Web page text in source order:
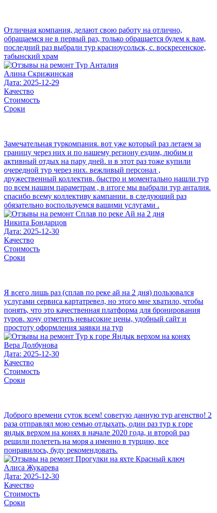
Отличная компания, делают свою работу на отлично,
обращаемся не в первый раз, только обращается будем к вам,
последний раз выбрали тур красноусольск, с. воскресенское,
табынский храм
Алина Скрижинская
Дата: 2025-12-29
Качество
Стоимость
Сроки
Замечательная туркомпания. вот уже который раз летаем за
границу через них и по нашему региону ездим, любим и
активный отдых на пару дней. и в этот раз тоже купили
очередной тур через них. вежливый персонал ,
дружественный коллектив. быстро и моментально нашли тур
по всем нашим параметрам , в итоге мы выбрали тур анталия.
спасибо всему коллективу кампании. в следующий раз
обязательно воспользуемся вашими услугами .
Никита Бондарцов
Дата: 2025-12-30
Качество
Стоимость
Сроки
Я всего лишь раз (сплав по реке ай на 2 дня) пользовался
услугами сервиса картатревел, но этого мне хватило, чтобы
понять, что это качественная платформа для бронирования
туров. хочу отметить невысокие цены, удобный сайт и
простоту оформления заявки на тур
Вера Долбунова
Дата: 2025-12-30
Качество
Стоимость
Сроки
Доброго времени суток всем! советую данную тур агенство! 2
раза отправлял мою семью отдыхать, один раз тур к горе
яндык верхом на конях в начале 2020 года, и второй раз
решили полететь на моря а именно в турцию, все
понравилось, буду рекомендовать.
Алиса Жукарева
Дата: 2025-12-30
Качество
Стоимость
Сроки